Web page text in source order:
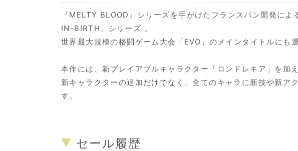
『MELTY BLOOD』シリーズを手がけたフランスパン開発に
IN-BIRTH」シリーズ 。
世界最大規模の格闘ゲーム大会「EVO」のメインタイトルにも
本作には、新プレイアブルキャラクター「ロンドレキア」を加
新キャラクターの追加だけでなく、全てのキャラに新技や新ア
す。
セール履歴